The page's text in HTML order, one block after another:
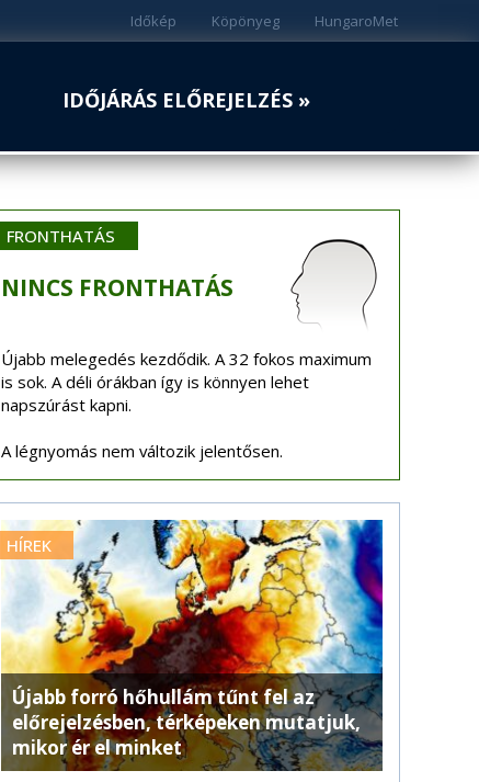
HungaroMet
Köpönyeg
Időkép
IDŐJÁRÁS ELŐREJELZÉS »
FRONTHATÁS
NINCS FRONTHATÁS
Újabb melegedés kezdődik. A 32 fokos maximum
is sok. A déli órákban így is könnyen lehet
napszúrást kapni.
A légnyomás nem változik jelentősen.
HÍREK
Újabb forró hőhullám tűnt fel az
előrejelzésben, térképeken mutatjuk,
mikor ér el minket